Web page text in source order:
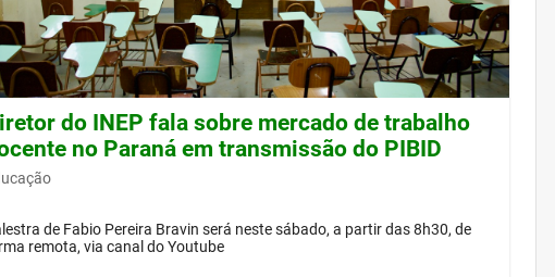
do INEP fala sobre mercado de trabalho
no Paraná em transmissão do PIBID
de Fabio Pereira Bravin será neste sábado, a partir das 8h30, de
remota, via canal do Youtube